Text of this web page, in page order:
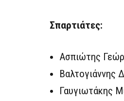
Σπαρτιάτες:
Ασπιώτης
Βαλτογιάννης
Γαυγιωτάκης